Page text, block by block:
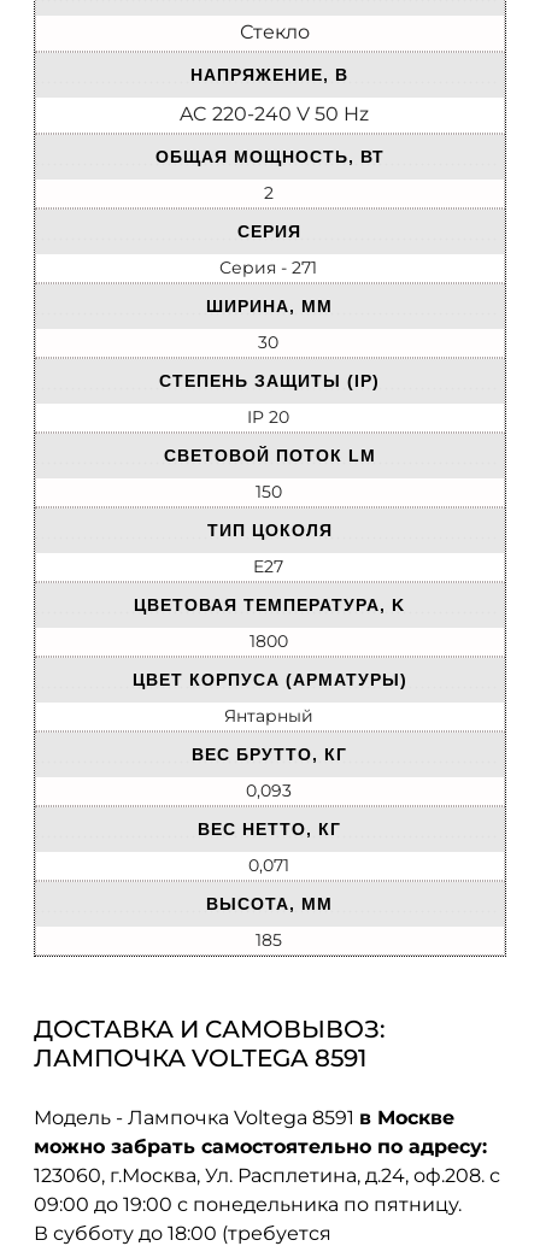
Стекло
НАПРЯЖЕНИЕ, В
AC 220-240 V 50 Hz
ОБЩАЯ МОЩНОСТЬ, ВТ
2
СЕРИЯ
Серия - 271
ШИРИНА, ММ
30
СТЕПЕНЬ ЗАЩИТЫ (IP)
IP 20
СВЕТОВОЙ ПОТОК LM
150
ТИП ЦОКОЛЯ
E27
ЦВЕТОВАЯ ТЕМПЕРАТУРА, K
1800
ЦВЕТ КОРПУСА (АРМАТУРЫ)
Янтарный
ВЕС БРУТТО, КГ
0,093
ВЕС НЕТТО, КГ
0,071
ВЫСОТА, ММ
185
ДОСТАВКА И САМОВЫВОЗ:
ЛАМПОЧКА VOLTEGA 8591
Модель - Лампочка Voltega 8591 в Москве
можно забрать самостоятельно по адресу:
123060, г.Москва, Ул. Расплетина, д.24, оф.208. с
09:00 до 19:00 с понедельника по пятницу.
В субботу до 18:00 (требуется